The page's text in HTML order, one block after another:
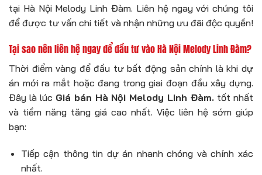
tại Hà Nội Melody Linh Đàm. Liên hệ ngay với chúng tôi
để được tư vấn chi tiết và nhận những ưu đãi độc quyền!
Tại sao nên liên hệ ngay để đầu tư vào Hà Nội Melody Linh Đàm?
Thời điểm vàng để đầu tư bất động sản chính là khi dự
án mới ra mắt hoặc đang trong giai đoạn đầu xây dựng.
Đây là lúc Giá bán Hà Nội Melody Linh Đàm. tốt nhất
và tiềm năng tăng giá cao nhất. Việc liên hệ sớm giúp
bạn:
Tiếp cận thông tin dự án nhanh chóng và chính xác
nhất.